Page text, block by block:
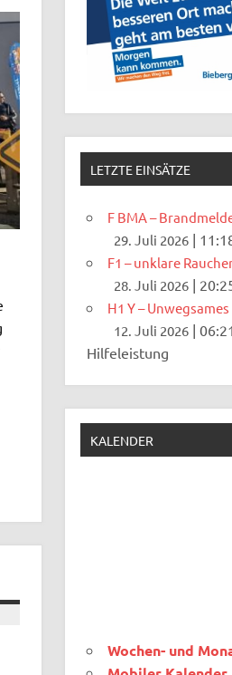
LETZTE EINSÄTZE
F BMA –
29. Juli 2026 |
F1 – unklare
28. Juli 2026 |
H1 Y –
12. Juli 2026 |06:21
Hilfeleistung
KALENDER
Wochen- und